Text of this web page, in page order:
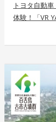
トヨタ自動
体験！「VR